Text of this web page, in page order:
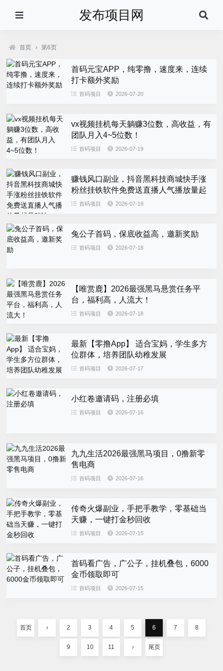
发布项目网
首页 › 第6页
首码元宝APP，纯零撸，速度来，连续
打卡额外奖励
首码项目 2026-07-20
vx视频挂机每天躺赚3位数，高收益，有
团队月入4~5位数！
首码项目 2026-07-19
赚钱风口副业，抖音黑科技商城快手涨
粉丝挂铁软件免费送直播人气播放量起
号秘诀
首码项目 2026-07-19
兔公子首码，保底收益高，邀新奖励
首码项目 2026-07-18
【唯赏鹿】2026最强黑马悬赏任务平
台，福利高，人流大！
首码项目 2026-07-18
最新【零撸App】 适合宝妈，学生多方
位群体，培养团队幼稚发展
首码项目 2026-07-17
小红卷邀请码，注册必填
首码项目 2026-07-16
九九生活2026最强黑马项目，0撸新零
售电商
首码项目 2026-07-16
传奇火爆副业，手把手教学，零基础当
天赚，一键打金秒回收
首码项目 2026-07-15
首码看广告，广公子，挂机叠包，6000
金币领取即可
首码项目 2026-07-15
首页 ‹ 2 3 4 5 6 7 8
9 10 11 › 尾页